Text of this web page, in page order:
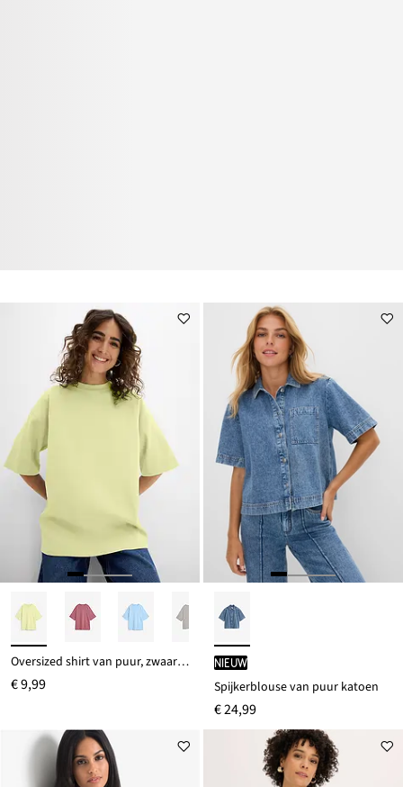
Oversized shirt van puur, zwaar biologisch katoen
€ 9,99
Nieuw
Spijkerblouse van puur katoen
€ 24,99